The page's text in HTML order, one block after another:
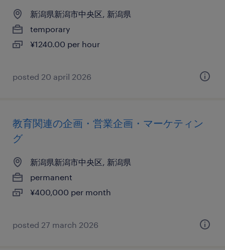
新潟県新潟市中央区, 新潟県
temporary
¥1240.00 per hour
posted 20 april 2026
教育関連の企画・営業企画・マーケティン
グ
新潟県新潟市中央区, 新潟県
permanent
¥400,000 per month
posted 27 march 2026